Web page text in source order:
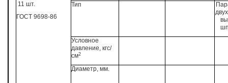
11 шт.
ГОСТ 9698-86
Тип
Условное
давление, кгс/
см2
Диаметр, мм.